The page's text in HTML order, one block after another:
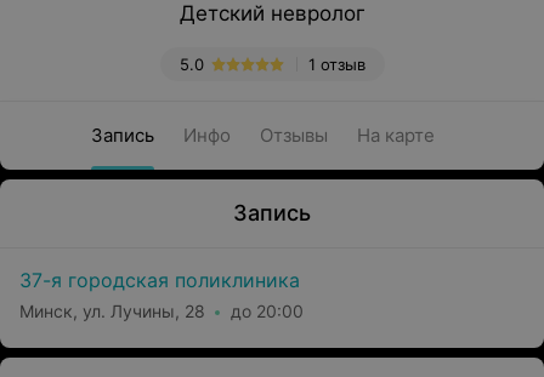
Детский невролог
1 отзыв
5.0
Запись Инфо Отзывы На карте
Запись
37-я городская поликлиника
Минск, ул. Лучины, 28 до 20:00